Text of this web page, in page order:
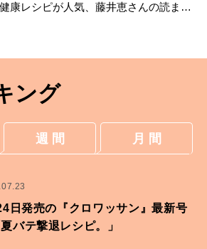
康レシピが人気、藤井恵さんの読まれ
ング
週 間 月 間
日発売の『クロワッサン』最新号
バテ撃退レシピ。」